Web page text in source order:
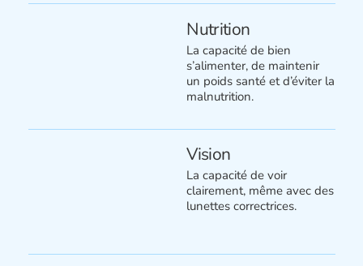
Nutrition
La capacité de bien
s’alimenter, de maintenir
un poids santé et d’éviter la
malnutrition.
Vision
La capacité de voir
clairement, même avec des
lunettes correctrices.